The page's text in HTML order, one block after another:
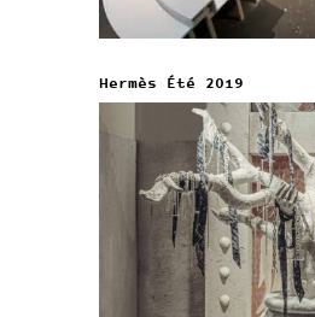
Hermès Été 2019